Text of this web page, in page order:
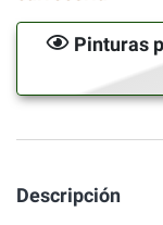
Pinturas
Descripción